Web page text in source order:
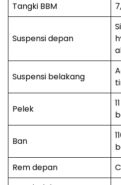
Tangki BBM
Suspensi depan
Suspensi belakang
Pelek
Ban
Rem depan